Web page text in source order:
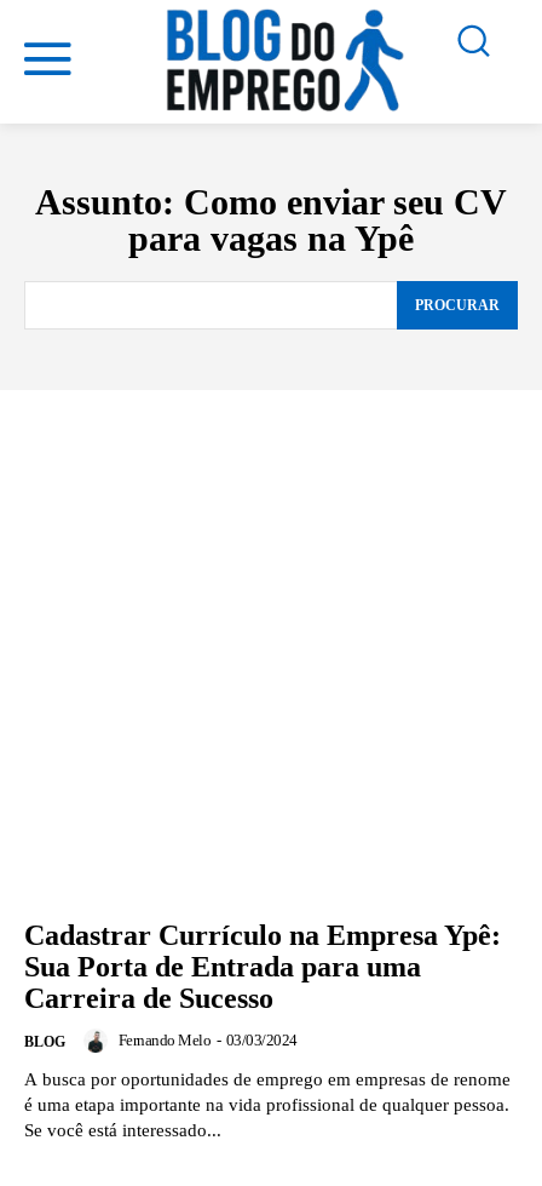
Assunto: Como enviar seu CV
para vagas na Ypê
PROCURAR
Cadastrar Currículo na Empresa Ypê:
Sua Porta de Entrada para uma
Carreira de Sucesso
BLOG Fernando Melo - 03/03/2024
A busca por oportunidades de emprego em empresas de renome
é uma etapa importante na vida profissional de qualquer pessoa.
Se você está interessado...